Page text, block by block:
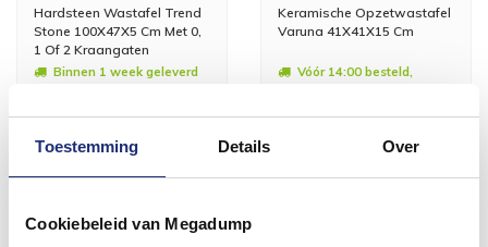
Toestemming Details Over
Cookiebeleid van Megadump
Hardsteen Wastafel Trend
Stone 100X47X5 Cm Met 0,
1 Of 2 Kraangaten
Binnen 1 week geleverd
711,48
Keramische Opzetwastafel
Varuna 41X41X15 Cm
Vóór 14:00 besteld,
113,74
94,00